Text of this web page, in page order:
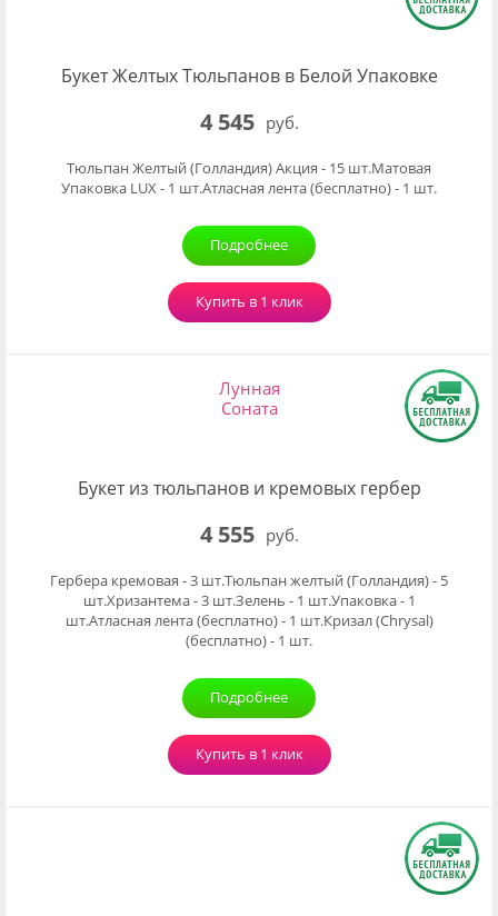
Букет Желтых Тюльпанов в Белой Упаковке
4 545 руб.
Тюльпан Желтый (Голландия) Акция - 15 шт.Матовая
Упаковка LUX - 1 шт.Атласная лента (бесплатно) - 1 шт.
Подробнее
Купить в 1 клик
Лунная
Соната
Букет из тюльпанов и кремовых гербер
4 555 руб.
Гербера кремовая - 3 шт.Тюльпан желтый (Голландия) - 5
шт.Хризантема - 3 шт.Зелень - 1 шт.Упаковка - 1
шт.Атласная лента (бесплатно) - 1 шт.Кризал (Chrysal)
(бесплатно) - 1 шт.
Подробнее
Купить в 1 клик